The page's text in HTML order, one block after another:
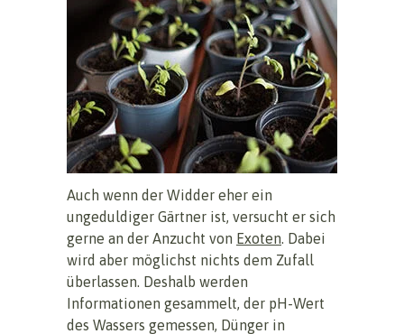
Auch wenn der Widder eher ein
ungeduldiger Gärtner ist, versucht er sich
gerne an der Anzucht von Exoten. Dabei
wird aber möglichst nichts dem Zufall
überlassen. Deshalb werden
Informationen gesammelt, der pH-Wert
des Wassers gemessen, Dünger in